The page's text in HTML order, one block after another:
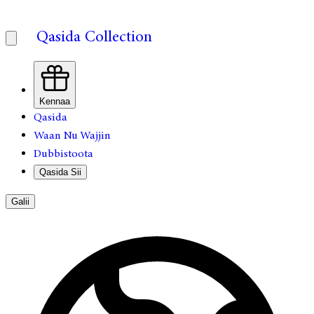
Qasida Collection
Kennaa
Qasida
Waan Nu Wajjin
Dubbistoota
Qasida Sii
Galii